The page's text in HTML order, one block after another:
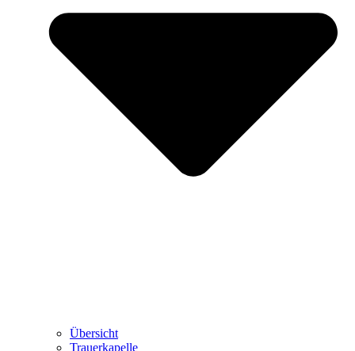
Übersicht
Trauerkapelle